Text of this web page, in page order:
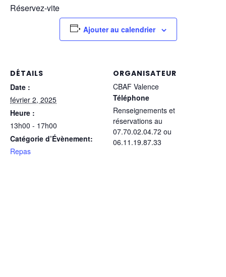
Réservez-vite
Ajouter au calendrier
DÉTAILS
Date :
février 2, 2025
Heure :
13h00 - 17h00
Catégorie d’Évènement:
Repas
ORGANISATEUR
CBAF Valence
Téléphone
Renseignements et
réservations au
07.70.02.04.72 ou
06.11.19.87.33